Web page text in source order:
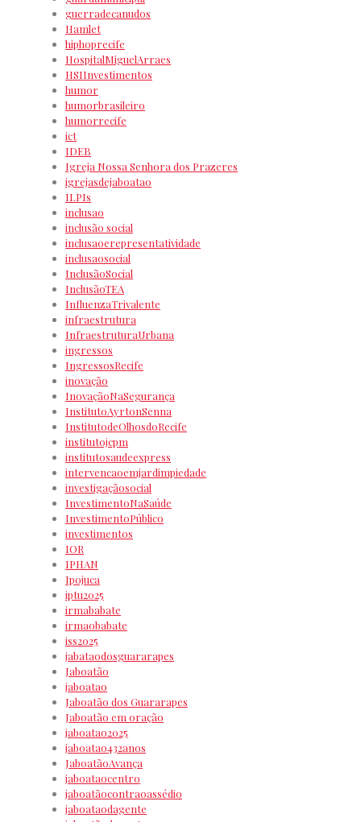
guerradecanudos
Hamlet
hiphoprecife
HospitalMiguelArraes
HSIInvestimentos
humor
humorbrasileiro
humorrecife
ict
IDEB
Igreja Nossa Senhora dos Prazeres
igrejasdejaboatao
ILPIs
inclusao
inclusão social
inclusaoerepresentatividade
inclusaosocial
InclusãoSocial
InclusãoTEA
InfluenzaTrivalente
infraestrutura
InfraestruturaUrbana
ingressos
IngressosRecife
inovação
InovaçãoNaSegurança
InstitutoAyrtonSenna
InstitutodeOlhosdoRecife
institutojcpm
institutosaudeexpress
intervencaoemjardimpiedade
investigaçãosocial
InvestimentoNaSaúde
InvestimentoPúblico
investimentos
IOR
IPHAN
Ipojuca
iptu2025
irmababate
irmaobabate
iss2025
jabataodosguararapes
Jaboatão
jaboatao
Jaboatão dos Guararapes
Jaboatão em oração
jaboatao2025
jaboatao432anos
JaboatãoAvança
jaboataocentro
jaboatãocontraoassédio
jaboataodagente